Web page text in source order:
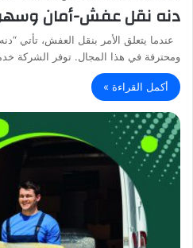
دنه نقل عفش-أمان
عندما يتعلق الأمر بنقل العفش، تأتي
ومحترفة في هذا المجال. توفر الشركة
أكمل القراءة »